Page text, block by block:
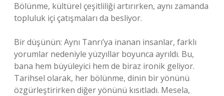
Bölünme, kültürel çeşitliliği artırırken, aynı zamanda
topluluk içi çatışmaları da besliyor.
Bir düşünün: Aynı Tanrı’ya inanan insanlar, farklı
yorumlar nedeniyle yüzyıllar boyunca ayrıldı. Bu,
bana hem büyüleyici hem de biraz ironik geliyor.
Tarihsel olarak, her bölünme, dinin bir yönünü
özgürleştirirken diğer yönünü kısıtladı. Mesela,